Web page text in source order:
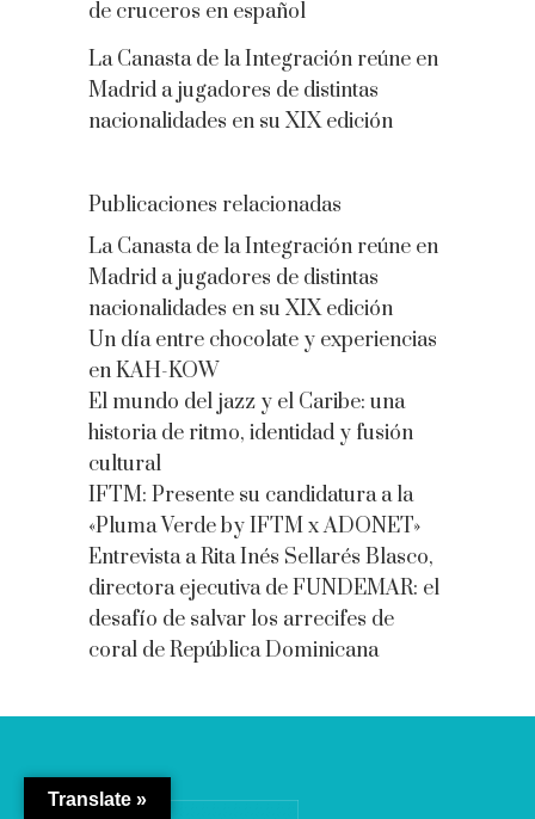
de cruceros en español
La Canasta de la Integración reúne en
Madrid a jugadores de distintas
nacionalidades en su XIX edición
Publicaciones relacionadas
La Canasta de la Integración reúne en
Madrid a jugadores de distintas
nacionalidades en su XIX edición
Un día entre chocolate y experiencias
en KAH-KOW
El mundo del jazz y el Caribe: una
historia de ritmo, identidad y fusión
cultural
IFTM: Presente su candidatura a la
«Pluma Verde by IFTM x ADONET»
Entrevista a Rita Inés Sellarés Blasco,
directora ejecutiva de FUNDEMAR: el
desafío de salvar los arrecifes de
coral de República Dominicana
Translate »